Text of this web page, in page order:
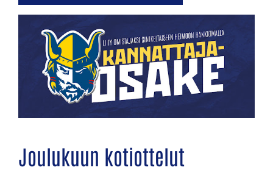
Joulukuun kotiottelut